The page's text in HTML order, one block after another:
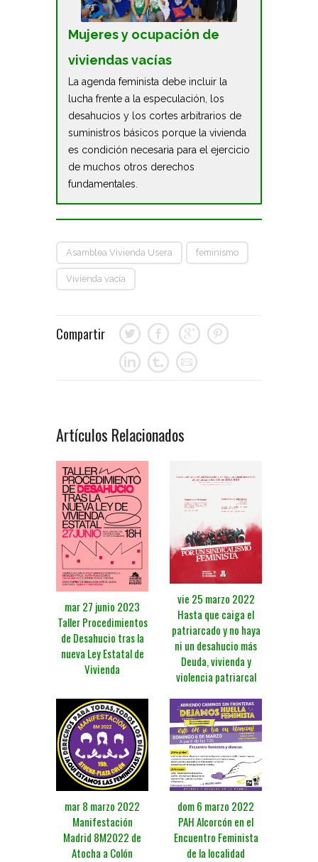
Mujeres y ocupación de
viviendas vacías
La agenda feminista debe incluir la
lucha frente a la especulación, los
desahucios y los cortes arbitrarios de
suministros básicos porque la vivienda
es condición necesaria para el ejercicio
de muchos otros derechos
fundamentales.
Asamblea Vivienda Usera feminismo
Vivienda vacía
Compartir
Artículos Relacionados
mar 27 junio 2023
Taller Procedimientos
de Desahucio tras la
nueva Ley Estatal de
Vivienda
vie 25 marzo 2022
Hasta que caiga el
patriarcado y no haya
ni un desahucio más
Deuda, vivienda y
violencia patriarcal
mar 8 marzo 2022
Manifestación
Madrid 8M2022 de
Atocha a Colón
dom 6 marzo 2022
PAH Alcorcón en el
Encuentro Feminista
de la localidad